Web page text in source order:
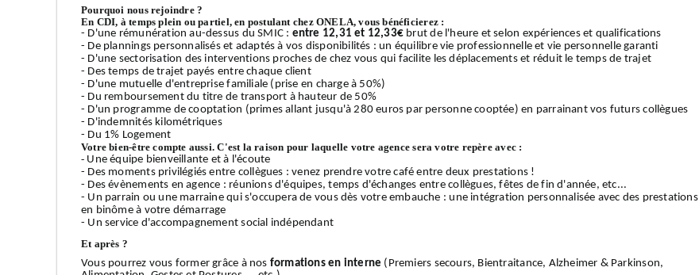
Pourquoi nous rejoindre ?
En CDI, à temps plein ou partiel, en postulant chez ONELA, vous bénéficierez :
- D'une rémunération au-dessus du SMIC : entre 12,31 et 12,33€ brut de l'heure et selon expériences et qualifications
- De plannings personnalisés et adaptés à vos disponibilités : un équilibre vie professionnelle et vie personnelle garanti
- D'une sectorisation des interventions proches de chez vous qui facilite les déplacements et réduit le temps de trajet
- Des temps de trajet payés entre chaque client
- D'une mutuelle d'entreprise familiale (prise en charge à 50%)
- Du remboursement du titre de transport à hauteur de 50%
- D'un programme de cooptation (primes allant jusqu'à 280 euros par personne cooptée) en parrainant vos futurs collègues
- D'indemnités kilométriques
- Du 1% Logement
Votre bien-être compte aussi. C'est la raison pour laquelle votre agence sera votre repère avec :
- Une équipe bienveillante et à l'écoute
- Des moments privilégiés entre collègues : venez prendre votre café entre deux prestations !
- Des évènements en agence : réunions d'équipes, temps d'échanges entre collègues, fêtes de fin d'année, etc...
- Un parrain ou une marraine qui s'occupera de vous dès votre embauche : une intégration personnalisée avec des prestations
en binôme à votre démarrage
- Un service d'accompagnement social indépendant
Et après ?
Vous pourrez vous former grâce à nos formations en interne (Premiers secours, Bientraitance, Alzheimer & Parkinson,